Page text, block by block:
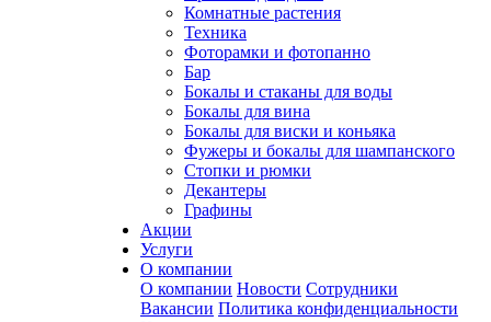
Комнатные растения
Техника
Фоторамки и фотопанно
Бар
Бокалы и стаканы для воды
Бокалы для вина
Бокалы для виски и коньяка
Фужеры и бокалы для шампанского
Стопки и рюмки
Декантеры
Графины
Акции
Услуги
О компании
О компании Новости Сотрудники
Вакансии Политика конфиденциальности